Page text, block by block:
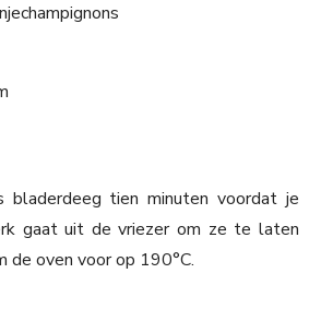
bladerdeeg tien minuten voordat je
gaat uit de vriezer om ze te laten
de oven voor op 190°C.